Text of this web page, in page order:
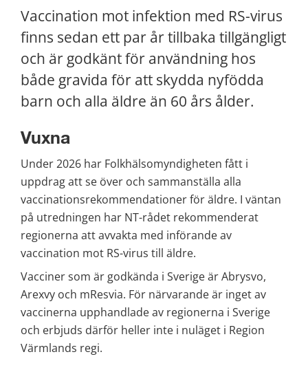
Vaccination mot infektion med RS-virus
finns sedan ett par år tillbaka tillgängligt
och är godkänt för användning hos
både gravida för att skydda nyfödda
barn och alla äldre än 60 års ålder.
Vuxna
Under 2026 har Folkhälsomyndigheten fått i
uppdrag att se över och sammanställa alla
vaccinationsrekommendationer för äldre. I väntan
på utredningen har NT-rådet rekommenderat
regionerna att avvakta med införande av
vaccination mot RS-virus till äldre.
Vacciner som är godkända i Sverige är Abrysvo,
Arexvy och mResvia. För närvarande är inget av
vaccinerna upphandlade av regionerna i Sverige
och erbjuds därför heller inte i nuläget i Region
Värmlands regi.